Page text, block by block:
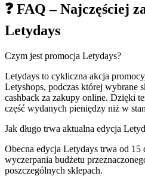
❓ FAQ – Najczęściej
Letydays
Czym jest promocja Letydays?
Letydays to cykliczna akcja
Letyshops, podczas której wybrane
cashback za zakupy online. Dzięki
część wydanych pieniędzy niż w
Jak długo trwa aktualna edycja
Obecna edycja Letydays trwa od
wyczerpania budżetu
poszczególnych sklepach.